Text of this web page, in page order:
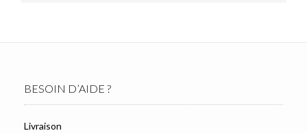
BESOIN D’AIDE ?
Livraison